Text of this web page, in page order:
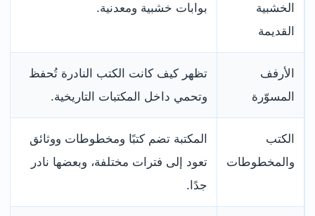
الخشبية
القديمة
بوابات خشبية ومعدنية.
الأرفف
المسوّرة
تظهر كيف كانت الكتب النادرة تُحفظ
وتحمي داخل المكتبات التاريخية.
الكتب
والمخطوطات
المكتبة تضم كتبًا ومخطوطات ووثائق
تعود إلى فترات مختلفة، وبعضها نادر
جدًا.